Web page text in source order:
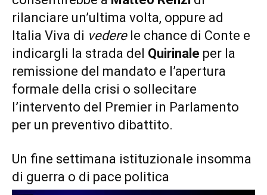
rilanciare un’ultima volta, oppure ad
Italia Viva di vederele chance di Conte e
indicargli la strada del Quirinale per la
remissione del mandato e l’apertura
formale della crisi o sollecitare
l’intervento del Premier in Parlamento
per un preventivo dibattito.
Un fine settimana istituzionale insomma
di guerra o di pace politica